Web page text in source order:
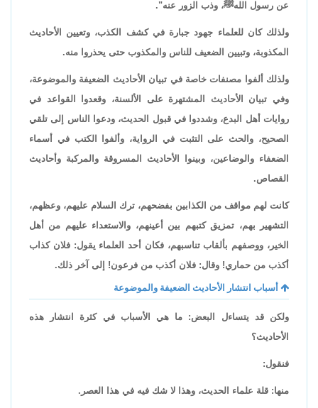
عن رسول اللهﷺ، وذب الزور عنه".
ولذلك كان للعلماء جهود جبارة في كشف الكذب، وتعيين الأحاديث
المكذوبة، وتبيين الضعيف للناس والمكذوب حتى يحذروا منه.
ولذلك ألفوا مصنفات خاصة في تبيان الأحاديث الضعيفة والموضوعة،
وفي تبيان الأحاديث المشتهرة على الألسنة، وقعدوا القواعد في
روايات أهل البدع، وشددوا في قبول الحديث، ودعوا الناس إلى تلقي
الصحيح، والحث على التثبت في الرواية، وألفوا الكتب في أسماء
الضعفاء والوضاعين، وبينوا الأحاديث المسروقة والمركبة وأحاديث
القصاص.
كانت لهم مواقف من الكذابين بفضحهم، ترك السلام عليهم، وعظهم،
التشهير بهم، تمزيق كتبهم بين أعينهم، والاستعداء عليهم من أهل
الخير، ووصفهم بألقاب تناسبهم، فكان أحد العلماء يقول: فلان كذاب
أكذب من حماري! وقال: فلان أكذب من فرعون! إلى آخر ذلك.
أسباب انتشار الأحاديث الضعيفة والموضوعة
ولكن قد يتساءل البعض: ما هي الأسباب في كثرة انتشار هذه
الأحاديث؟
فنقول:
منها: قلة علماء الحديث، وهذا لا شك فيه في هذا العصر.